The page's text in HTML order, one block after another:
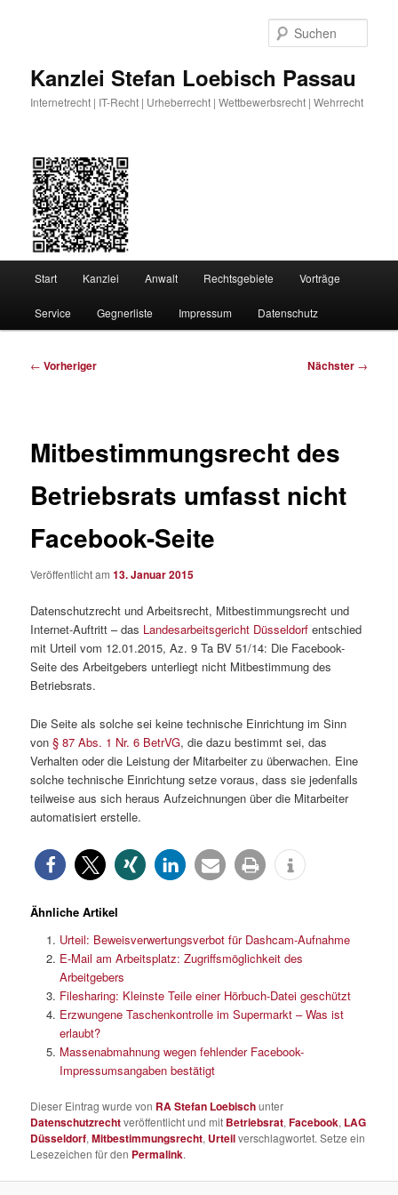
Kanzlei Stefan Loebisch Passau
Internetrecht | IT-Recht | Urheberrecht | Wettbewerbsrecht | Wehrrecht
Start Kanzlei Anwalt Rechtsgebiete Vorträge
Service Gegnerliste Impressum Datenschutz
Beitragsnavigation
← Vorheriger Nächster →
Mitbestimmungsrecht des
Betriebsrats umfasst nicht
Facebook-Seite
Veröffentlicht am13. Januar 2015
Datenschutzrecht und Arbeitsrecht, Mitbestimmungsrecht und
Internet-Auftritt – das Landesarbeitsgericht Düsseldorf entschied
mit Urteil vom 12.01.2015, Az. 9 Ta BV 51/14: Die Facebook-
Seite des Arbeitgebers unterliegt nicht Mitbestimmung des
Betriebsrats.
Die Seite als solche sei keine technische Einrichtung im Sinn
von§ 87 Abs. 1 Nr. 6 BetrVG, die dazu bestimmt sei, das
Verhalten oder die Leistung der Mitarbeiter zu überwachen. Eine
solche technische Einrichtung setze voraus, dass sie jedenfalls
teilweise aus sich heraus Aufzeichnungen über die Mitarbeiter
automatisiert erstelle.
Ähnliche Artikel
Urteil: Beweisverwertungsverbot für Dashcam-Aufnahme
E-Mail am Arbeitsplatz: Zugriffsmöglichkeit des
Arbeitgebers
Filesharing: Kleinste Teile einer Hörbuch-Datei geschützt
Erzwungene Taschenkontrolle im Supermarkt – Was ist
erlaubt?
Massenabmahnung wegen fehlender Facebook-
Impressumsangaben bestätigt
Dieser Eintrag wurde von RA Stefan Loebischunter
Datenschutzrechtveröffentlicht und mit Betriebsrat,Facebook, LAG
Düsseldorf,Mitbestimmungsrecht, Urteilverschlagwortet. Setze ein
Lesezeichen für den Permalink.